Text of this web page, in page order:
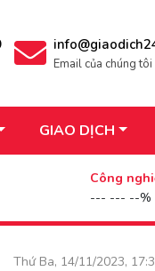
Email của chúng tôi
GIAO DỊCH
Công
--- --- --%
Thứ Ba, 14/11/2023,